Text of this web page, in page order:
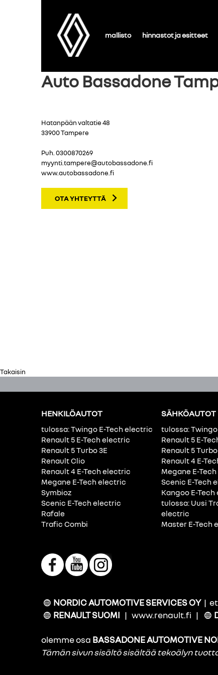
mallisto hinnastot ja esitteet
Auto Bassadone
Hatanpään valtatie 48
33900 Tampere
Puh.0300870269
myynti.tampere@autobassadone.fi
www.autobassadone.fi
OTA YHTEYTTÄ
Takaisin
HENKILÖAUTOT
tulossa: Twingo E-Tech electric
Renault 5 E-Tech electric
Renault 5 Turbo 3E
Renault Clio
Renault 4 E-Tech electric
Megane E-Tech electric
Symbioz
Scenic E-Tech electric
Rafale
Trafic Combi
SÄHKÖAUTOT
tulossa:
Renault 5 E-
Renault 5 Turbo
Renault 4 E-
Megane E-
Scenic E-Tech
Kangoo E-
tulossa: Uusi
electric
Master E-Tech
NORDIC AUTOMOTIVE SERVICES OY |
RENAULT SUOMI | www.renault.fi |
olemme osa BASSADONE AUTOMOTIVE
Tämän sivun sisältö sisältää tekoälyn